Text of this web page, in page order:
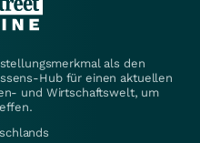
als den
Hub für einen aktuellen
und Wirtschaftswelt, um